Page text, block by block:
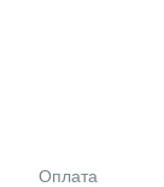
Оплата